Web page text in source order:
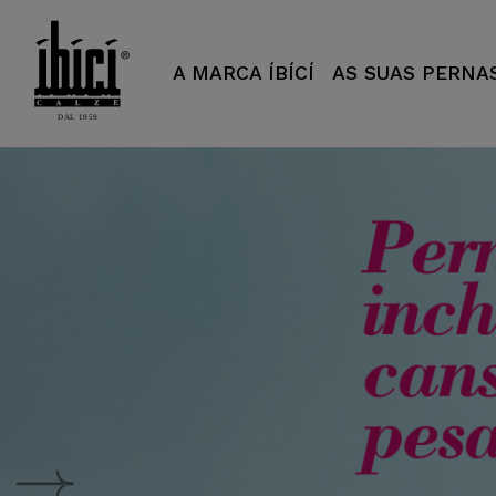
A MARCA ÍBÍCÍ
AS SUAS